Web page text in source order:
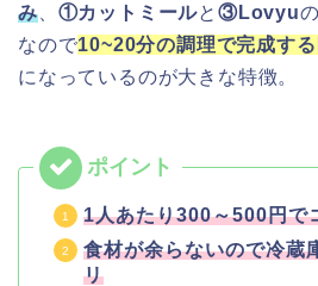
み、 ①カットミールと③Lovyu
なので10~20分の調理で完成す
になっているのが大きな特徴。
1人あたり300～500円
食材が余らないので冷蔵
リ